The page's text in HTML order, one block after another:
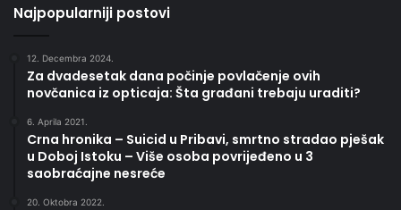
Najpopularniji postovi
12. Decembra 2024.
Za dvadesetak dana počinje povlačenje ovih
novčanica iz opticaja: Šta građani trebaju uraditi?
6. Aprila 2021.
Crna hronika – Suicid u Pribavi, smrtno stradao pješak
u Doboj Istoku – Više osoba povrijeđeno u 3
saobraćajne nesreće
20. Oktobra 2022.